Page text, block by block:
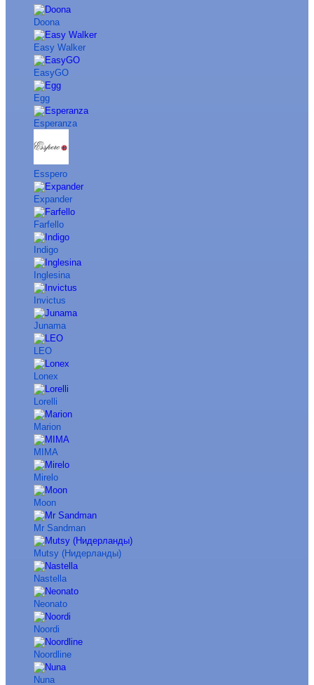
Doona
Easy Walker
EasyGO
Egg
Esperanza
Esspero
Expander
Farfello
Indigo
Inglesina
Invictus
Junama
LEO
Lonex
Lorelli
Marion
MIMA
Mirelo
Moon
Mr Sandman
Mutsy (Нидерланды)
Nastella
Neonato
Noordi
Noordline
Nuna